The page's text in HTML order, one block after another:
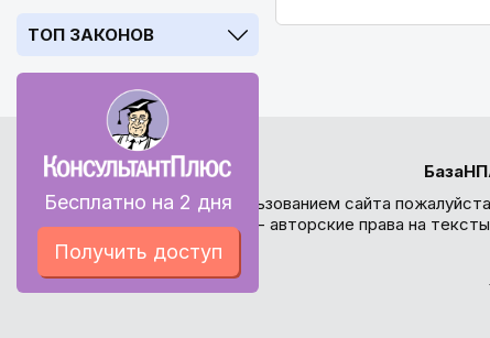
ТОП ЗАКОНОВ
Бесплатно на 2 дня
Получить доступ
Перед использованием сайта
внимание - авторские права на